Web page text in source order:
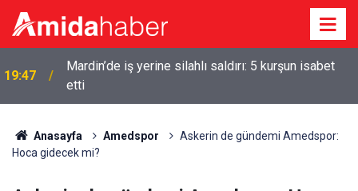
18:57 Erdoğan’dan Mekke Anlaşması açıklaması
Anasayfa Amedspor
Askerin de gündemi Amedspor:
Hoca gidecek mi?